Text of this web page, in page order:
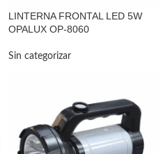
LINTERNA FRONTAL LED 5W
OPALUX OP-8060
Sin categorizar